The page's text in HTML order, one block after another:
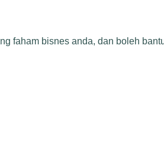
faham bisnes anda, dan boleh